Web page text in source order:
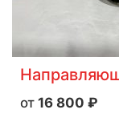
16 800 ₽